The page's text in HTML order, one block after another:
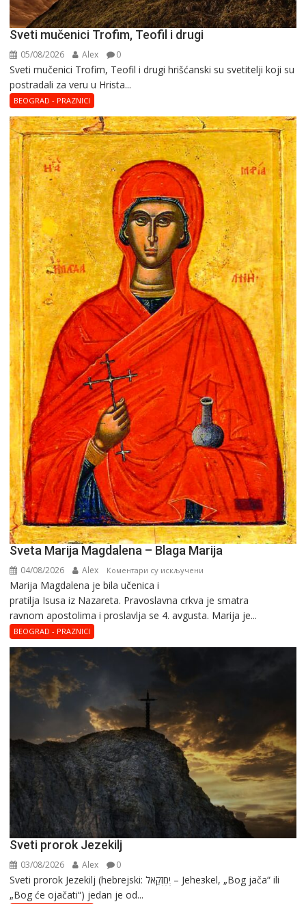
Sveti mučenici Trofim, Teofil i drugi
05/08/2026 Alex 0
Sveti mučenici Trofim, Teofil i drugi hrišćanski su svetitelji koji su
postradali za veru u Hrista...
BEOGRAD - PRAZNICI
Sveta Marija Magdalena – Blaga Marija
04/08/2026 Alex Коментари су искључени
Marija
Magdalena
Marija Magdalena je bila učenica i
pratilja Isusa iz Nazareta. Pravoslavna crkva je smatra
ravnom apostolima i proslavlja se 4. avgusta. Marija je...
BEOGRAD - PRAZNICI
Sveti prorok Jezekilj
03/08/2026 Alex 0
Sveti prorok Jezekilj (hebrejski: יְחֶזְקֵאל – Jehезkel, „Bog jača“ ili
„Bog će ojačati“) jedan je od...